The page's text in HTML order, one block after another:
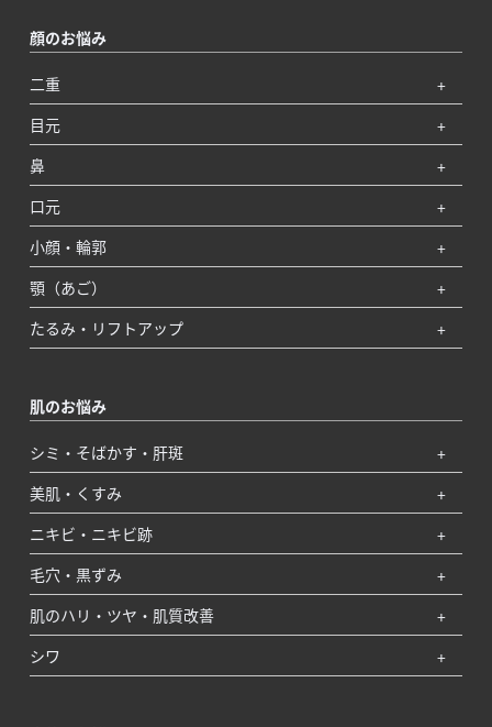
顔のお悩み
二重
目元
鼻
口元
小顔・輪郭
顎（あご）
たるみ・リフトアップ
肌のお悩み
シミ・そばかす・肝斑
美肌・くすみ
ニキビ・ニキビ跡
毛穴・黒ずみ
肌のハリ・ツヤ・肌質改善
シワ